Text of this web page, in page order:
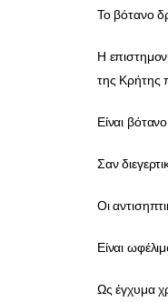
Το βότανο
Η
της Κρήτης
Είναι
Σαν
Οι
Είναι
Ως έγχυμα